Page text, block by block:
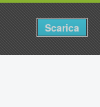
Scarica